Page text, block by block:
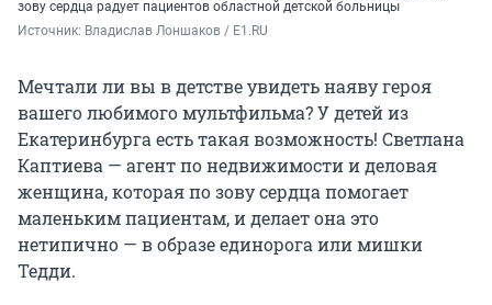
зову сердца радует пациентов областной детской больницы
Источник: Владислав Лоншаков / E1.RU
Мечтали ли вы в детстве увидеть наяву героя
вашего любимого мультфильма? У детей из
Екатеринбурга есть такая возможность! Светлана
Каптиева — агент по недвижимости и деловая
женщина, которая по зову сердца помогает
маленьким пациентам, и делает она это
нетипично — в образе единорога или мишки
Тедди.